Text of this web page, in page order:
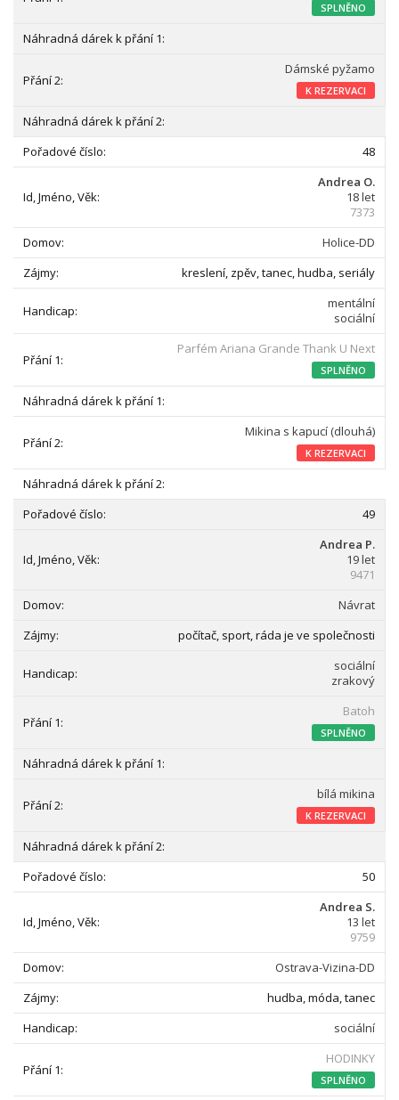
SPLNĚNO
Dámské pyžamo
K REZERVACI
48
Andrea O.
18 let
7373
Holice-DD
kreslení, zpěv, tanec, hudba, seriály
mentální
sociální
Parfém Ariana Grande Thank U Next
SPLNĚNO
Mikina s kapucí (dlouhá)
K REZERVACI
49
Andrea P.
19 let
9471
Návrat
počítač, sport, ráda je ve společnosti
sociální
zrakový
Batoh
SPLNĚNO
bílá mikina
K REZERVACI
50
Andrea S.
13 let
9759
Ostrava-Vizina-DD
hudba, móda, tanec
sociální
HODINKY
SPLNĚNO